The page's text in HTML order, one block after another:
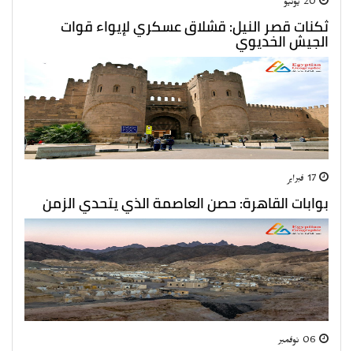
ثكنات قصر النيل: قشلاق عسكري لإيواء قوات
الجيش الخديوي
بوابات القاهرة: حصن العاصمة الذي يتحدي الزمن